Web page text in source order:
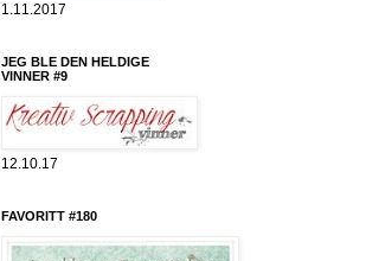
1.11.2017
JEG BLE DEN HELDIGE
VINNER #9
12.10.17
FAVORITT #180